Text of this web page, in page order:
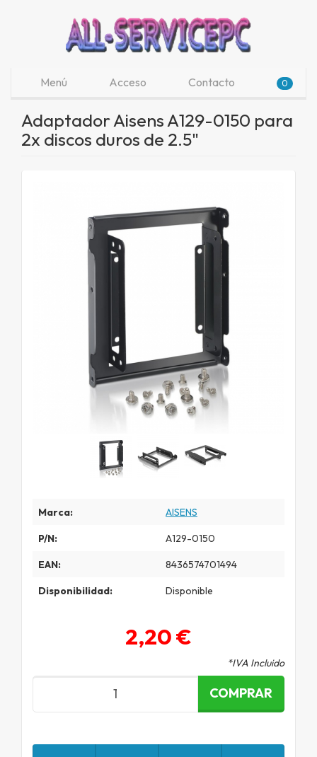
Menú Acceso Contacto 0
Adaptador Aisens A129-0150 para
2x discos duros de 2.5"
Marca: AISENS
P/N: A129-0150
EAN: 8436574701494
Disponibilidad: Disponible
2,20 €
*IVA Incluido
COMPRAR